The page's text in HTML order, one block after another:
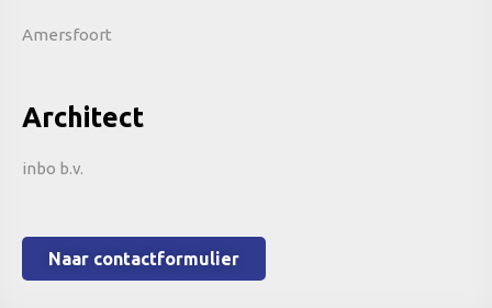
Amersfoort
Architect
inbo b.v.
Naar contactformulier